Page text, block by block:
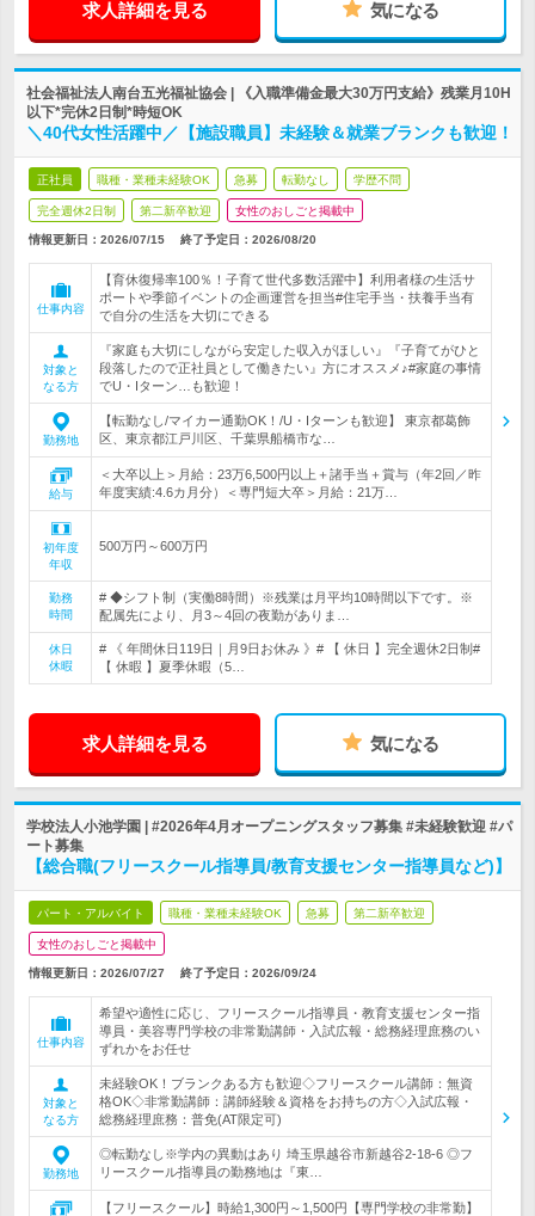
求人詳細を見る 気になる
社会福祉法人南台五光福祉協会 | 《入職準備金最大30万円支給》残業月10H
以下*完休2日制*時短OK
＼40代女性活躍中／【施設職員】未経験＆就業ブランクも歓迎！
正社員 職種・業種未経験OK 急募 転勤なし 学歴不問
完全週休2日制 第二新卒歓迎 女性のおしごと掲載中
情報更新日：2026/07/15 終了予定日： 2026/08/20
仕事内容
【育休復帰率100％！子育て世代多数活躍中】利用者様の生活サ
ポートや季節イベントの企画運営を担当#住宅手当・扶養手当有
で自分の生活を大切にできる
対象と
なる方
『家庭も大切にしながら安定した収入がほしい』『子育てがひと
段落したので正社員として働きたい』方にオススメ♪#家庭の事情
でU・Iターン…も歓迎！
勤務地
【転勤なし/マイカー通勤OK！/U・Iターンも歓迎】 東京都葛飾
区、東京都江戸川区、千葉県船橋市な…
給与
＜大卒以上＞月給：23万6,500円以上＋諸手当＋賞与（年2回／昨
年度実績:4.6カ月分）＜専門短大卒＞月給：21万…
初年度
年収
500万円～600万円
勤務
時間
# ◆シフト制（実働8時間）※残業は月平均10時間以下です。※
配属先により、月3～4回の夜勤がありま…
休日
休暇
# 《 年間休日119日｜月9日お休み 》# 【 休日 】完全週休2日制#
【 休暇 】夏季休暇（5…
求人詳細を見る 気になる
学校法人小池学園 | #2026年4月オープニングスタッフ募集 #未経験歓迎 #パ
ート募集
【総合職(フリースクール指導員/教育支援センター指導員など)】
パート・アルバイト 職種・業種未経験OK 急募 第二新卒歓迎
女性のおしごと掲載中
情報更新日：2026/07/27 終了予定日： 2026/09/24
仕事内容
希望や適性に応じ、フリースクール指導員・教育支援センター指
導員・美容専門学校の非常勤講師・入試広報・総務経理庶務のい
ずれかをお任せ
対象と
なる方
未経験OK！ブランクある方も歓迎◇フリースクール講師：無資
格OK◇非常勤講師：講師経験＆資格をお持ちの方◇入試広報・
総務経理庶務：普免(AT限定可)
勤務地
◎転勤なし※学内の異動はあり 埼玉県越谷市新越谷2-18-6 ◎フ
リースクール指導員の勤務地は『東…
【フリースクール】時給1,300円～1,500円【専門学校の非常勤】